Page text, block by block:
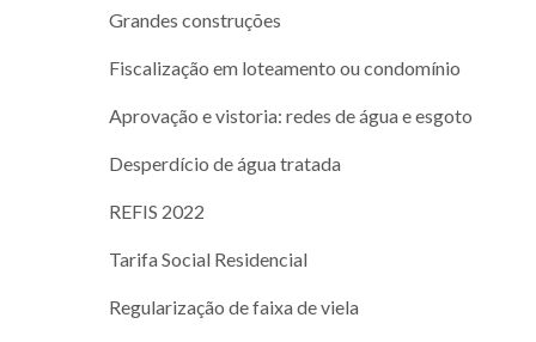
Grandes construções
Fiscalização em loteamento ou condomínio
Aprovação e vistoria: redes de água e esgoto
Desperdício de água tratada
REFIS 2022
Tarifa Social Residencial
Regularização de faixa de viela